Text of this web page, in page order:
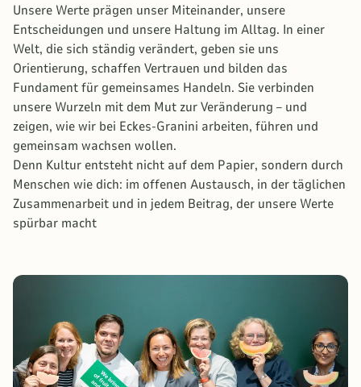
Unsere Werte prägen unser Miteinander, unsere
Entscheidungen und unsere Haltung im Alltag. In einer
Welt, die sich ständig verändert, geben sie uns
Orientierung, schaffen Vertrauen und bilden das
Fundament für gemeinsames Handeln. Sie verbinden
unsere Wurzeln mit dem Mut zur Veränderung – und
zeigen, wie wir bei Eckes-Granini arbeiten, führen und
gemeinsam wachsen wollen.
Denn Kultur entsteht nicht auf dem Papier, sondern durch
Menschen wie dich: im offenen Austausch, in der täglichen
Zusammenarbeit und in jedem Beitrag, der unsere Werte
spürbar macht